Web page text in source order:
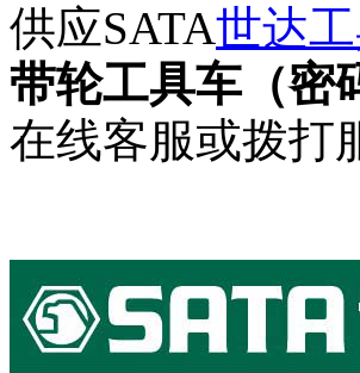
供应SATA世达
带轮工具车（密
在线客服或拨打